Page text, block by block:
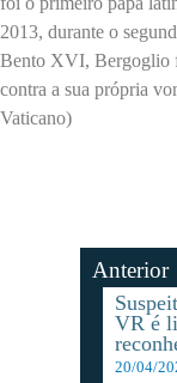
2013, durante o
Bento XVI, Bergoglio
contra a sua própria
Vaticano)
Anterior
VR é
20/04/